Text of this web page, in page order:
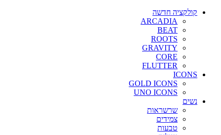
קולקציה חדשה
ARCADIA
BEAT
ROOTS
GRAVITY
CORE
FLUTTER
ICONS
GOLD ICONS
UNO ICONS
נשים
שרשראות
צמידים
טבעות